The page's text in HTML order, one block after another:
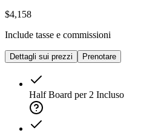
$4,158
Include tasse e commissioni
Dettagli sui prezzi Prenotare
Half Board per 2 Incluso